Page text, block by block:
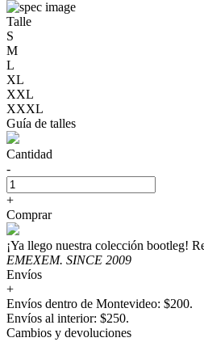
Talle
S
M
L
XL
XXL
XXXL
Guía de talles
Cantidad
-
+
Comprar
¡Ya llego nuestra colección bootleg!
EMEXEM. SINCE 2009
Envíos
+
Envíos dentro de Montevideo: $200.
Envíos al interior: $250.
Cambios y devoluciones